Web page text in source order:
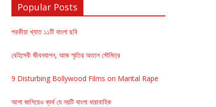
Popular Posts
পরকীয়া খ্যাত ১১টি বাংলা ছবি
বেহিসেবী জীবনযাপন, আজ স্মৃতির অতলে সৌমিত্র
9 Disturbing Bollywood Films on Marital Rape
আশা জাগিয়েও ব্যর্থ যে নয়টি বাংলা ধারাবাহিক